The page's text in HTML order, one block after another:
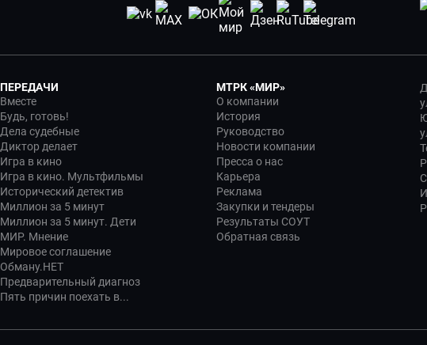
ПЕРЕДАЧИ
Вместе
Будь, готовь!
Дела судебные
Диктор делает
Игра в кино
Игра в кино. Мультфильмы
Исторический детектив
Миллион за 5 минут
Миллион за 5 минут. Дети
МИР. Мнение
Мировое соглашение
Обману.НЕТ
Предварительный диагноз
Пять причин поехать в...
МТРК «МИР»
О компании
История
Руководство
Новости компании
Пресса о нас
Карьера
Реклама
Закупки и тендеры
Результаты СОУТ
Обратная связь